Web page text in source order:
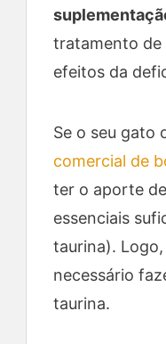
tratamento de
efeitos da
Se o seu gato
comercial de
ter o aporte
essenciais
taurina).
necessário
taurina.